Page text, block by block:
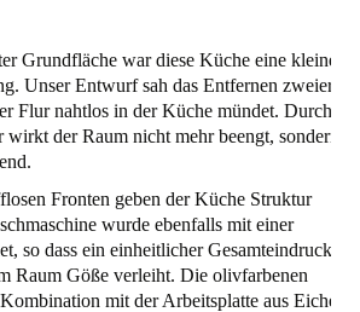
Grundfläche war diese Küche eine kleine
Unser Entwurf sah das Entfernen zweier
Flur nahtlos in der Küche mündet. Durch
wirkt der Raum nicht mehr beengt, sondern
Fronten geben der Küche Struktur
wurde ebenfalls mit einer
so dass ein einheitlicher Gesamteindruck
Raum Göße verleiht. Die olivfarbenen
mit der Arbeitsplatte aus Eiche